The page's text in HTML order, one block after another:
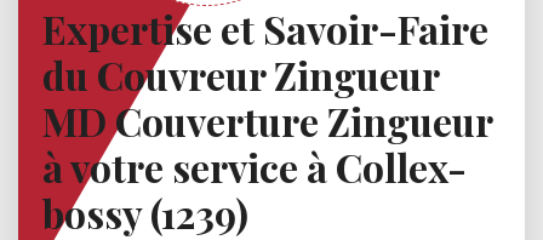
Expertise et Savoir-Faire
du Couvreur Zingueur
MD Couverture Zingueur
à votre service à Collex-
bossy (1239)